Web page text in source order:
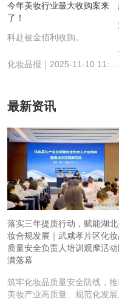
今年美妆行业最大收购案来
了！
科赴被金佰利收购。
最新资讯
落实三年提质行动，赋能湖北
妆合规发展｜武咸孝片区化妆
质量安全负责人培训观摩活动
满落幕
筑牢化妆品质量安全防线，推
美妆产业高质量、规范化发展